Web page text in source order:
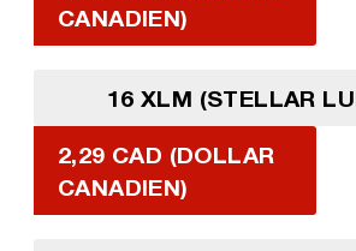
CANADIEN)
16 XLM (STELLAR
2,29 CAD (DOLLAR
CANADIEN)